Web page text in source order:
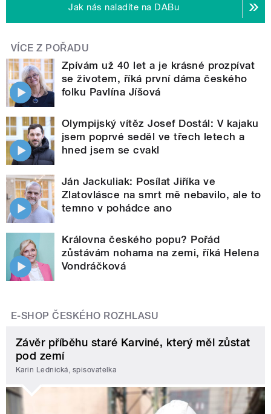
Jak nás naladíte na DABu
VÍCE Z POŘADU
Zpívám už 40 let a je krásné prozpívat
se životem, říká první dáma českého
folku Pavlína Jíšová
Olympijský vítěz Josef Dostál: V kajaku
jsem poprvé seděl ve třech letech a
hned jsem se cvakl
Ján Jackuliak: Posílat Jiříka ve
Zlatovlásce na smrt mě nebavilo, ale to
temno v pohádce ano
Královna českého popu? Pořád
zůstávám nohama na zemi, říká Helena
Vondráčková
E-SHOP ČESKÉHO ROZHLASU
Závěr příběhu staré Karviné, který měl zůstat
pod zemí
Karin Lednická, spisovatelka